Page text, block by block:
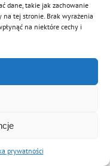
dane, takie jak zachowanie
tej stronie. Brak wyrażenia
na niektóre cechy i
prywatności
OSP RP